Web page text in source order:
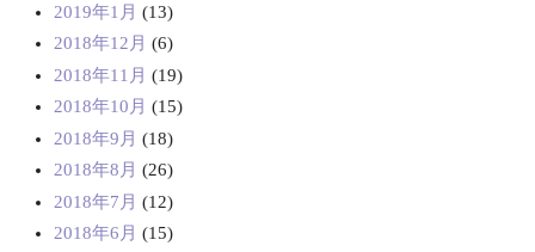
2019年1月 (13)
2018年12月 (6)
2018年11月 (19)
2018年10月 (15)
2018年9月 (18)
2018年8月 (26)
2018年7月 (12)
2018年6月 (15)